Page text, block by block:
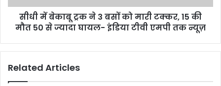
सीधी में बेकाबू ट्रक ने 3 बसों को मारी टक्कर, 15 की
मौत 50 से ज्यादा घायल- इंडिया टीवी एमपी तक न्यूज़
Related Articles